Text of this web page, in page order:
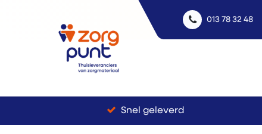
013 78 32 48
Snel geleverd